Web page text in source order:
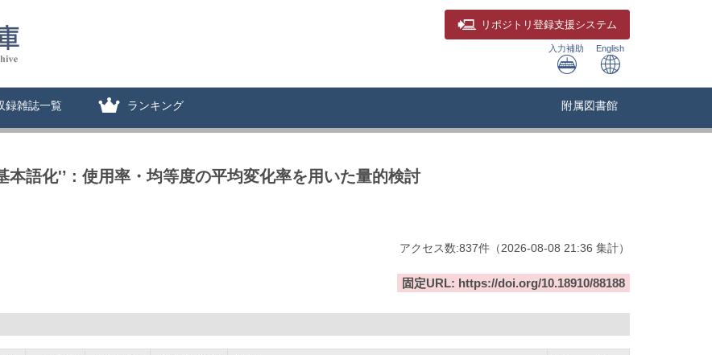
リポジトリ 登録支援システム
入力補助 English
録雑誌一覧 ランキング 附属図書館
本語化'’ : 使用率・均等度の平均変化率を用いた量的検討
アクセス数:837件 （2026-08-08 21:36 集計）
固定URL: https://doi.org/10.18910/88188